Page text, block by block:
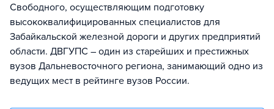
Свободного, осуществляющим подготовку
высококвалифицированных специалистов для
Забайкальской железной дороги и других предприятий
области. ДВГУПС – один из старейших и престижных
вузов Дальневосточного региона, занимающий одно из
ведущих мест в рейтинге вузов России.